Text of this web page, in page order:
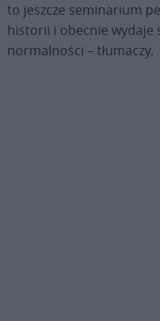
to jeszcze seminarium
historii i obecnie wydaje
normalności – tłumaczy.